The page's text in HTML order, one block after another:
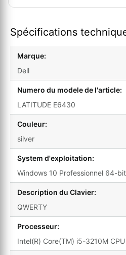
Spécifications
Marque:
Dell
Numero du modele de l'article:
LATITUDE E6430
Couleur:
silver
System d'exploitation:
Windows 10 Professionnel 64-bit
Description du Clavier:
QWERTY
Processeur:
Intel(R) Core(TM) i5-3210M